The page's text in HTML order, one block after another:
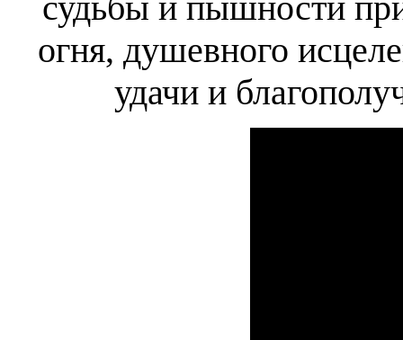
огня, душевного
удачи и